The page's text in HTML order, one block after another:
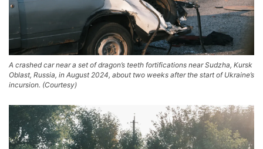
A crashed car near a set of dragon’s teeth fortifications near Sudzha, Kursk
Oblast, Russia, in August 2024, about two weeks after the start of Ukraine’s
incursion. (Courtesy)